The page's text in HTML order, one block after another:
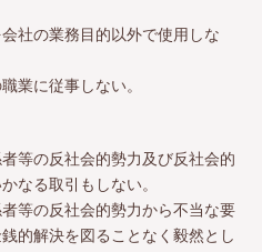
社の業務目的以外で使用しな
業に従事しない。
等の反社会的勢力及び反社会的
なる取引もしない。
等の反社会的勢力から不当な要
的解決を図ることなく 毅然とし